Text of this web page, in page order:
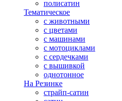
полисатин
Тематическое
с животными
с цветами
с машинами
с мотоциклами
с сердечками
с вышивкой
однотонное
На Резинке
страйп-сатин